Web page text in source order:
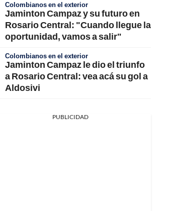
Colombianos en el exterior
Jaminton Campaz y su futuro en
Rosario Central: "Cuando llegue la
oportunidad, vamos a salir"
Colombianos en el exterior
Jaminton Campaz le dio el triunfo
a Rosario Central: vea acá su gol a
Aldosivi
PUBLICIDAD